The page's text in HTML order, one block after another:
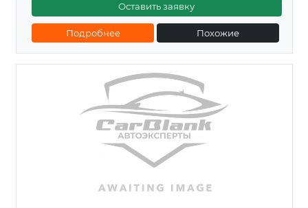
Оставить заявку
Подробнее Похожие